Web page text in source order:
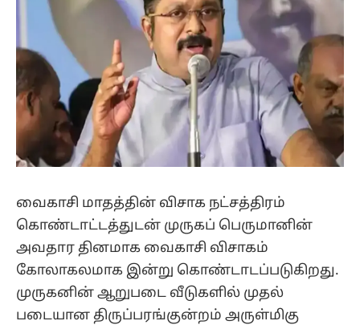
வைகாசி மாதத்தின் விசாக நட்சத்திரம்
கொண்டாட்டத்துடன் முருகப் பெருமானின்
அவதார தினமாக வைகாசி விசாகம்
கோலாகலமாக இன்று கொண்டாடப்படுகிறது.
முருகனின் ஆறுபடை வீடுகளில் முதல்
படையான திருப்பரங்குன்றம் அருள்மிகு